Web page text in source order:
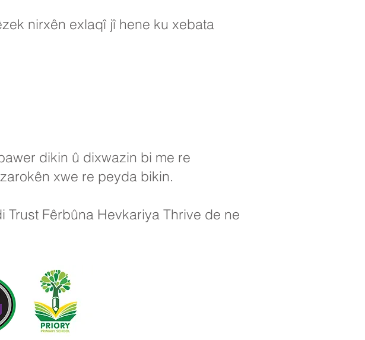
nirxên exlaqî jî hene ku xebata
dikin û dixwazin bi me re
xwe re peyda bikin.
Fêrbûna Hevkariya Thrive de ne